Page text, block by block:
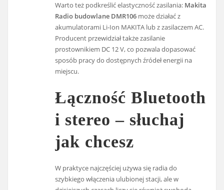
Warto też podkreślić elastyczność zasilania: Makita
Radio budowlane DMR106 może działać z
akumulatorami Li-Ion MAKITA lub z zasilaczem AC.
Producent przewidział także zasilanie
prostownikiem DC 12 V, co pozwala dopasować
sposób pracy do dostępnych źródeł energii na
miejscu.
Łączność Bluetooth
i stereo – słuchaj
jak chcesz
W praktyce najczęściej używa się radia do
szybkiego włączenia ulubionej stacji, ale w